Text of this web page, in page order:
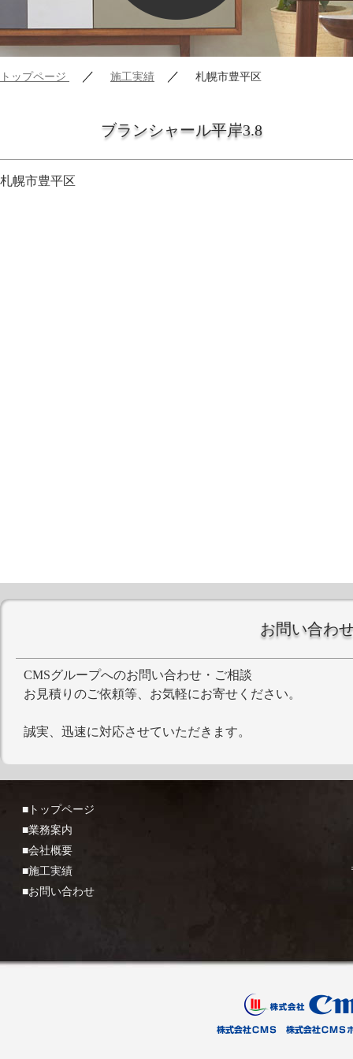
トップページ ／ 施工実績 ／ 札幌市豊平区
ブランシャール平岸3.8
札幌市豊平区
お問い合わ
CMSグループへのお問い合わせ・ご相談
お見積りのご依頼等、お気軽にお寄せください。
誠実、迅速に対応させていただきます。
■トップページ
■業務案内
■会社概要
■施工実績
■お問い合わせ